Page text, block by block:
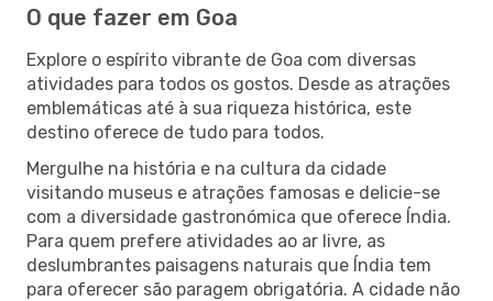
O que fazer em Goa
Explore o espírito vibrante de Goa com diversas
atividades para todos os gostos. Desde as atrações
emblemáticas até à sua riqueza histórica, este
destino oferece de tudo para todos.
Mergulhe na história e na cultura da cidade
visitando museus e atrações famosas e delicie-se
com a diversidade gastronómica que oferece Índia.
Para quem prefere atividades ao ar livre, as
deslumbrantes paisagens naturais que Índia tem
para oferecer são paragem obrigatória. A cidade não